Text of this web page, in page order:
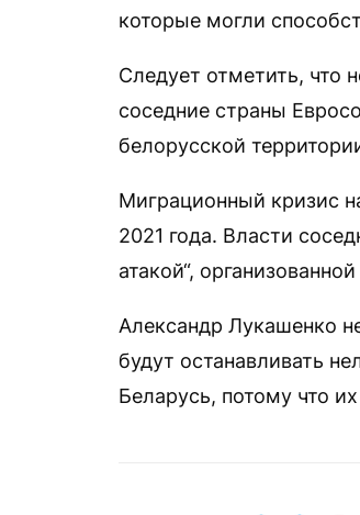
которые могли
Следует отметить, что
соседние страны
белорусской
Миграционный кризис
2021 года. Власти
атакой“,
Александр Лукашенко
будут останавливать
Беларусь, потому что